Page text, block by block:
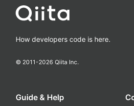
How developers code is here.
© 2011-2026 Qiita Inc.
Guide & Help